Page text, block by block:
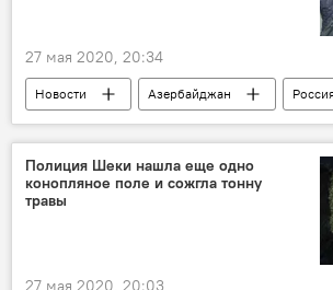
27 мая 2020, 20:34
Новости Азербайджан
ЖИЗНЬ
Экономика
Россия
Возвращение
ЗАО "Азербайджанские Авиалинии" (AZAL)
Полиция Шеки нашла еще одно
конопляное поле и сожгла тонну
травы
27 мая 2020, 20:03